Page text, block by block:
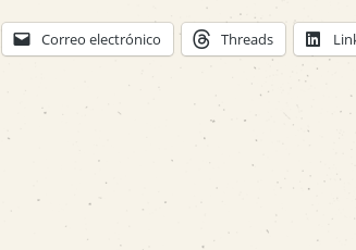
Correo electrónico Threads